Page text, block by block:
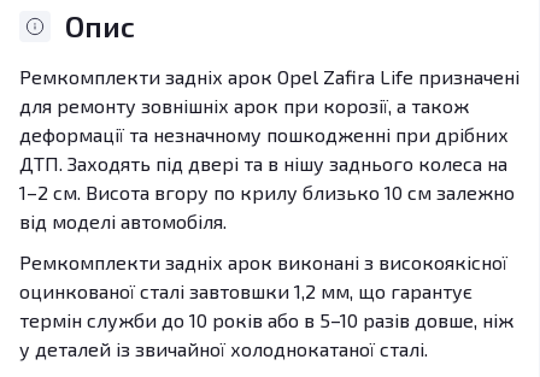
Опис
Ремкомплекти задніх арок Opel Zafira Life призначені
для ремонту зовнішніх арок при корозії, а також
деформації та незначному пошкодженні при дрібних
ДТП. Заходять під двері та в нішу заднього колеса на
1–2 см. Висота вгору по крилу близько 10 см залежно
від моделі автомобіля.
Ремкомплекти задніх арок виконані з високоякісної
оцинкованої сталі завтовшки 1,2 мм, що гарантує
термін служби до 10 років або в 5–10 разів довше, ніж
у деталей із звичайної холоднокатаної сталі.